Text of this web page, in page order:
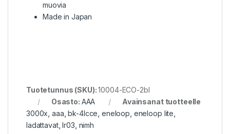
muovia
Made in Japan
Tuotetunnus (SKU):10004-ECO-2bl
Osasto: AAA
Avainsanat tuotteelle
3000x ,aaa ,bk-4lcce eneloop eneloop lite
ladattavat,lr03 nimh